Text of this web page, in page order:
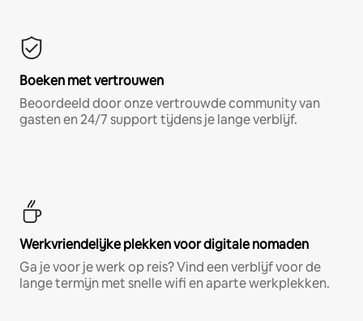
Boeken met vertrouwen
Beoordeeld door onze vertrouwde community van
gasten en 24/7 support tijdens je lange verblijf.
Werkvriendelijke plekken voor digitale nomaden
Ga je voor je werk op reis? Vind een verblijf voor de
lange termijn met snelle wifi en aparte werkplekken.